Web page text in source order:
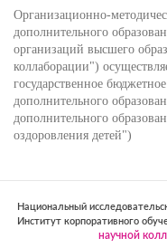
Организационно-
дополнительного
организаций высшего
коллаборации")
государственное
дополнительного
дополнительного
оздоровления детей")
Национальный
Институт корпоративного
научной